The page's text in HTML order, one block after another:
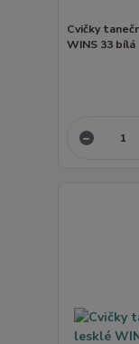
Cvičky
WINS 33 bílá